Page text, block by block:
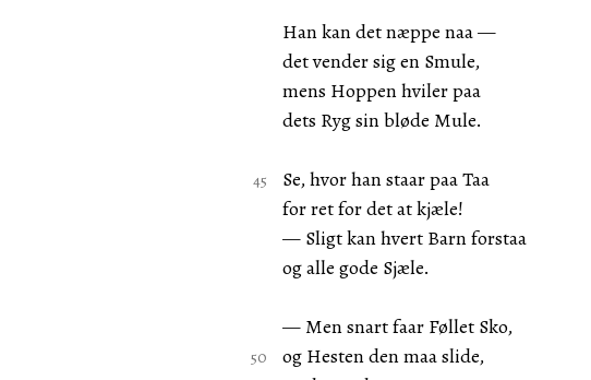
Han kan det næppe naa —
det vender sig en Smule,
mens Hoppen hviler paa
dets Ryg sin bløde Mule.
Se, hvor han staar paa Taa
for ret for det at kjæle!
— Sligt kan hvert Barn forstaa
og alle gode Sjæle.
— Men snart faar Føllet Sko,
og Hesten den maa slide,